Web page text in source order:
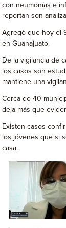
con neumonías e
reportan son
Agregó que hoy el
en Guanajuato.
De la vigilancia de
los casos son
mantiene una
Cerca de 40
deja más que
Existen casos
los jóvenes que si
casa.